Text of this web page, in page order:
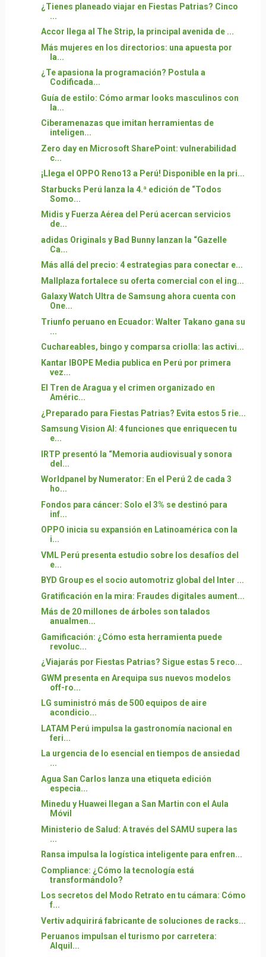
¿Tienes planeado viajar en Fiestas Patrias? Cinco
...
Accor llega al The Strip, la principal avenida de ...
Más mujeres en los directorios: una apuesta por
la...
¿Te apasiona la programación? Postula a
Codificada...
Guía de estilo: Cómo armar looks masculinos con
la...
Ciberamenazas que imitan herramientas de
inteligen...
Zero day en Microsoft SharePoint: vulnerabilidad
c...
¡Llega el OPPO Reno13 a Perú! Disponible en la pri...
Starbucks Perú lanza la 4.ª edición de “Todos
Somo...
Midis y Fuerza Aérea del Perú acercan servicios
de...
adidas Originals y Bad Bunny lanzan la “Gazelle
Ca...
Más allá del precio: 4 estrategias para conectar e...
Mallplaza fortalece su oferta comercial con el ing...
Galaxy Watch Ultra de Samsung ahora cuenta con
One...
Triunfo peruano en Ecuador: Walter Takano gana su
...
Cuchareables, bingo y comparsa criolla: las activi...
Kantar IBOPE Media publica en Perú por primera
vez...
El Tren de Aragua y el crimen organizado en
Améric...
¿Preparado para Fiestas Patrias? Evita estos 5 rie...
Samsung Vision AI: 4 funciones que enriquecen tu
e...
IRTP presentó la “Memoria audiovisual y sonora
del...
Worldpanel by Numerator: En el Perú 2 de cada 3
ho...
Fondos para cáncer: Solo el 3% se destinó para
inf...
OPPO inicia su expansión en Latinoamérica con la
i...
VML Perú presenta estudio sobre los desafíos del
e...
BYD Group es el socio automotriz global del Inter ...
Gratificación en la mira: Fraudes digitales aument...
Más de 20 millones de árboles son talados
anualmen...
Gamificación: ¿Cómo esta herramienta puede
revoluc...
¿Viajarás por Fiestas Patrias? Sigue estas 5 reco...
GWM presenta en Arequipa sus nuevos modelos
off-ro...
LG suministró más de 500 equipos de aire
acondicio...
LATAM Perú impulsa la gastronomía nacional en
feri...
La urgencia de lo esencial en tiempos de ansiedad
...
Agua San Carlos lanza una etiqueta edición
especia...
Minedu y Huawei llegan a San Martin con el Aula
Móvil
Ministerio de Salud: A través del SAMU supera las
...
Ransa impulsa la logística inteligente para enfren...
Compliance: ¿Cómo la tecnología está
transformándolo?
Los secretos del Modo Retrato en tu cámara: Cómo
f...
Vertiv adquirirá fabricante de soluciones de racks...
Peruanos impulsan el turismo por carretera:
Alquil...